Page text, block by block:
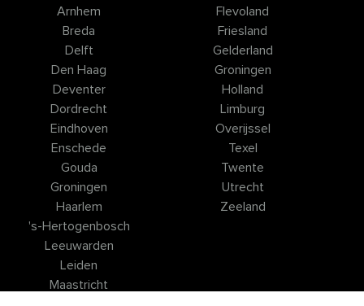
Arnhem
Breda
Delft
Den Haag
Deventer
Dordrecht
Eindhoven
Enschede
Gouda
Groningen
Haarlem
's-Hertogenbosch
Leeuwarden
Leiden
Maastricht
Flevoland
Friesland
Gelderland
Groningen
Holland
Limburg
Overijssel
Texel
Twente
Utrecht
Zeeland